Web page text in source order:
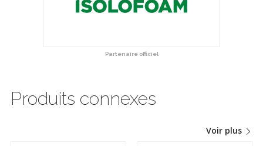
Partenaire officiel
Produits connexes
Voir plus